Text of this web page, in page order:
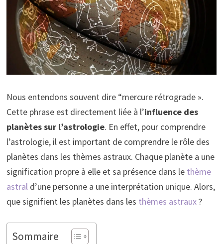
Nous entendons souvent dire “mercure rétrograde ».
Cette phrase est directement liée à l’influence des
planètes sur l’astrologie. En effet, pour comprendre
l’astrologie, il est important de comprendre le rôle des
planètes dans les thèmes astraux. Chaque planète a une
signification propre à elle et sa présence dans le thème
astrald’une personne a une interprétation unique. Alors,
que signifient les planètes dans les thèmes astraux?
Sommaire